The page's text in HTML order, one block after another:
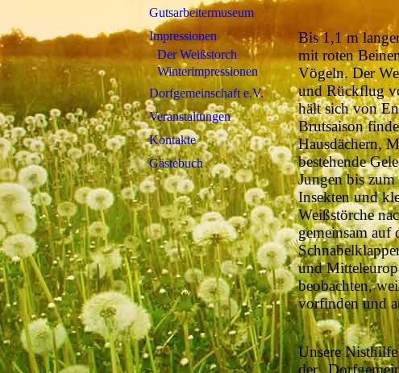
Gutsarbeitermuseum
Impressionen
Der Weißstorch
Winterimpressionen
Dorfgemeinschaft e.V.
Veranstaltungen
Kontakte
Gästebuch
Bis 1,1 m
mit roten
Vögeln. Der
und Rückflug
hält sich von
Brutsaison
Hausdächern,
bestehende
Jungen bis
Insekten und
Weißstörche
gemeinsam auf
und
beobachten,
vorfinden und
Unsere
der